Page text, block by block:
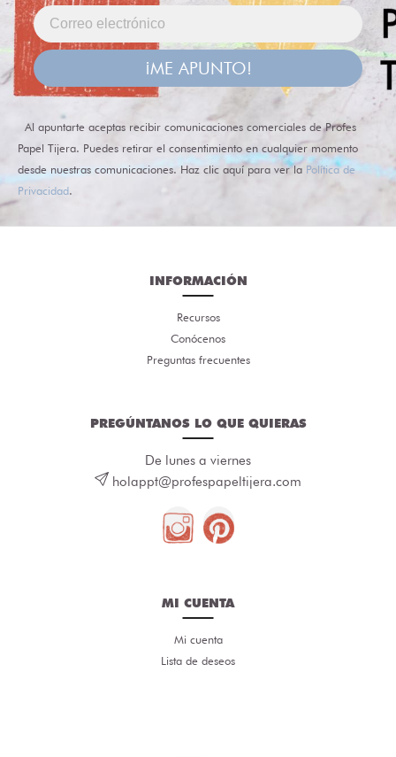
¡ME APUNTO!
Al apuntarte aceptas recibir comunicaciones comerciales de Profes
Papel Tijera. Puedes retirar el consentimiento en cualquier momento
desde nuestras comunicaciones. Haz clic aquí para ver la Política de
Privacidad.
INFORMACIÓN
Recursos
Conócenos
Preguntas frecuentes
PREGÚNTANOS LO QUE QUIERAS
De lunes a viernes
holappt@profespapeltijera.com
MI CUENTA
Mi cuenta
Lista de deseos